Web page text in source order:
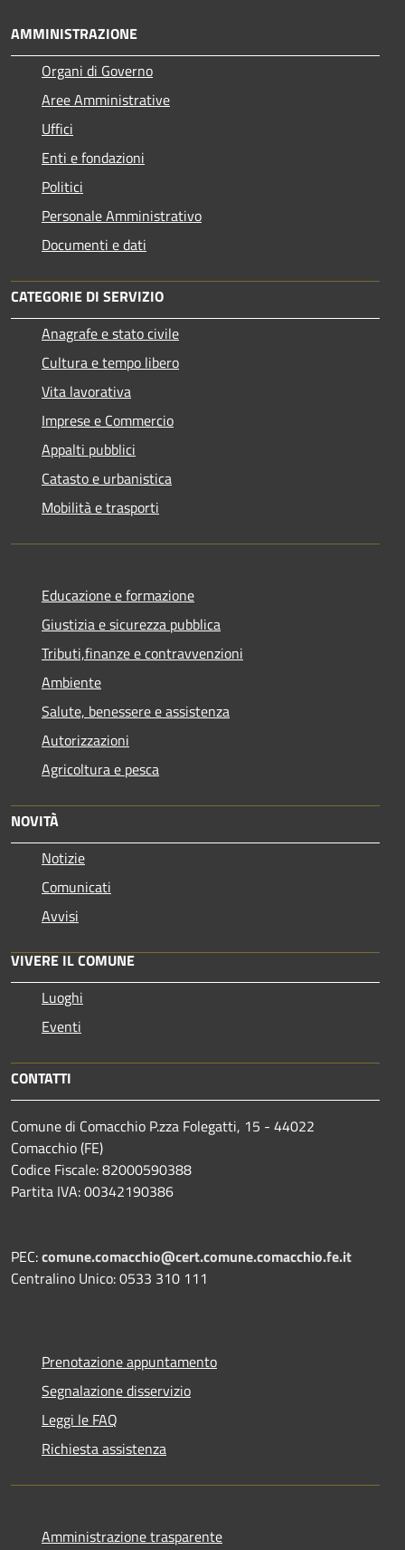
AMMINISTRAZIONE
Organi di Governo
Aree Amministrative
Uffici
Enti e fondazioni
Politici
Personale Amministrativo
Documenti e dati
CATEGORIE DI SERVIZIO
Anagrafe e stato civile
Cultura e tempo libero
Vita lavorativa
Imprese e Commercio
Appalti pubblici
Catasto e urbanistica
Mobilità e trasporti
Educazione e formazione
Giustizia e sicurezza pubblica
Tributi,finanze e contravvenzioni
Ambiente
Salute, benessere e assistenza
Autorizzazioni
Agricoltura e pesca
NOVITÀ
Notizie
Comunicati
Avvisi
VIVERE IL COMUNE
Luoghi
Eventi
CONTATTI
Comune di Comacchio P.zza Folegatti, 15 - 44022
Comacchio (FE)
Codice Fiscale: 82000590388
Partita IVA: 00342190386
PEC:comune.comacchio@cert.comune.comacchio.fe.it
Centralino Unico: 0533 310 111
Prenotazione appuntamento
Segnalazione disservizio
Leggi le FAQ
Richiesta assistenza
Amministrazione trasparente